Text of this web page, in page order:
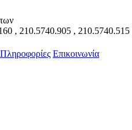
, 210.5740.905 , 210.5740.515
Πληροφορίες Επικοινωνία